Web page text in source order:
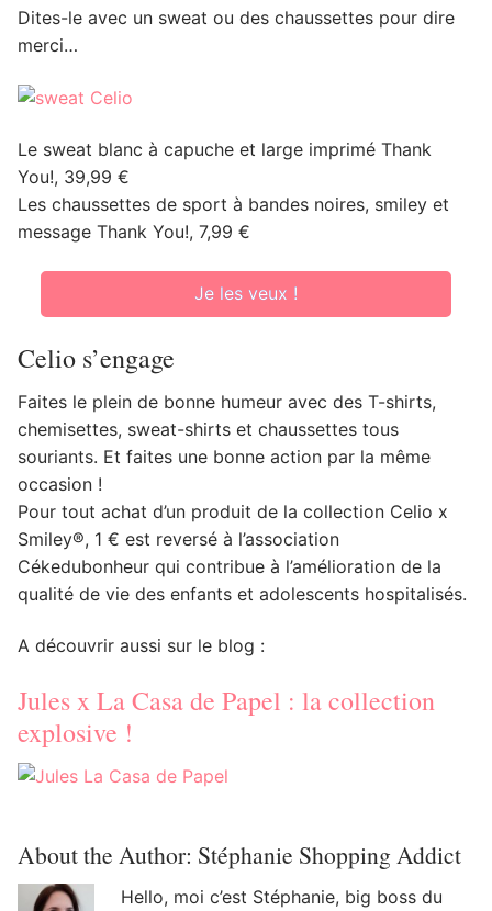
Dites-le avec un sweat ou des chaussettes pour dire
merci…
Le sweat blanc à capuche et large imprimé Thank
You!, 39,99 €
Les chaussettes de sport à bandes noires, smiley et
message Thank You!, 7,99 €
Je les veux !
Celio s’engage
Faites le plein de bonne humeur avec des T-shirts,
chemisettes, sweat-shirts et chaussettes tous
souriants. Et faites une bonne action par la même
occasion !
Pour tout achat d’un produit de la collection Celio x
Smiley®, 1 € est reversé à l’association
Cékedubonheur qui contribue à l’amélioration de la
qualité de vie des enfants et adolescents hospitalisés.
A découvrir aussi sur le blog :
Jules x La Casa de Papel : la collection
explosive !
About the Author: Stéphanie Shopping Addict
Hello, moi c’est Stéphanie, big boss du